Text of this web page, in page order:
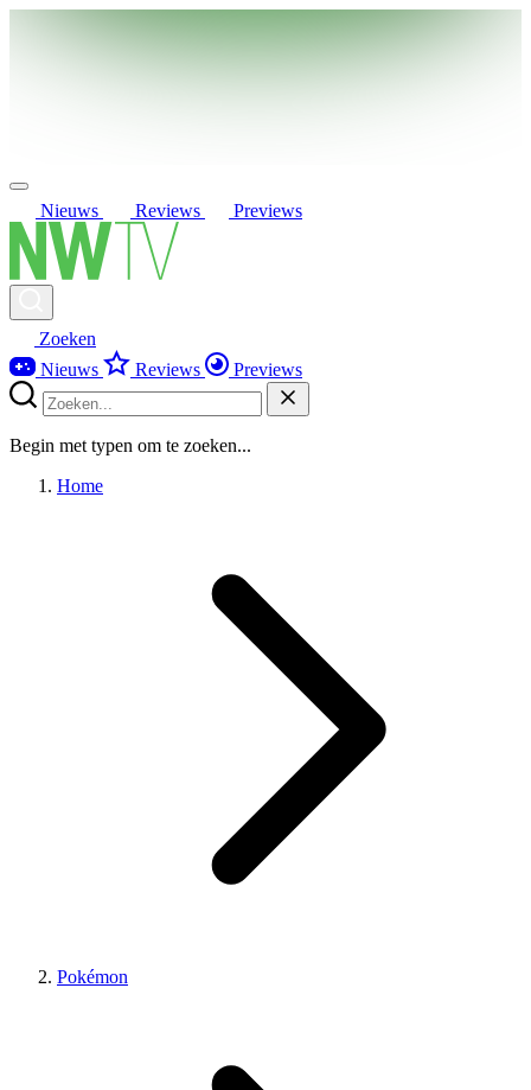
Nieuws Reviews Previews
Zoeken
Nieuws
Reviews Previews
Begin met typen om te zoeken...
Home
Pokémon